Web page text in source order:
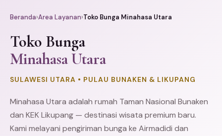
Beranda›Area Layanan›Toko Bunga Minahasa Utara
Toko Bunga
Minahasa Utara
SULAWESI UTARA • PULAU BUNAKEN & LIKUPANG
Minahasa Utara adalah rumah Taman Nasional Bunaken
dan KEKLikupang — destinasi wisata premium baru.
Kami melayani pengiriman bunga ke Airmadidi dan